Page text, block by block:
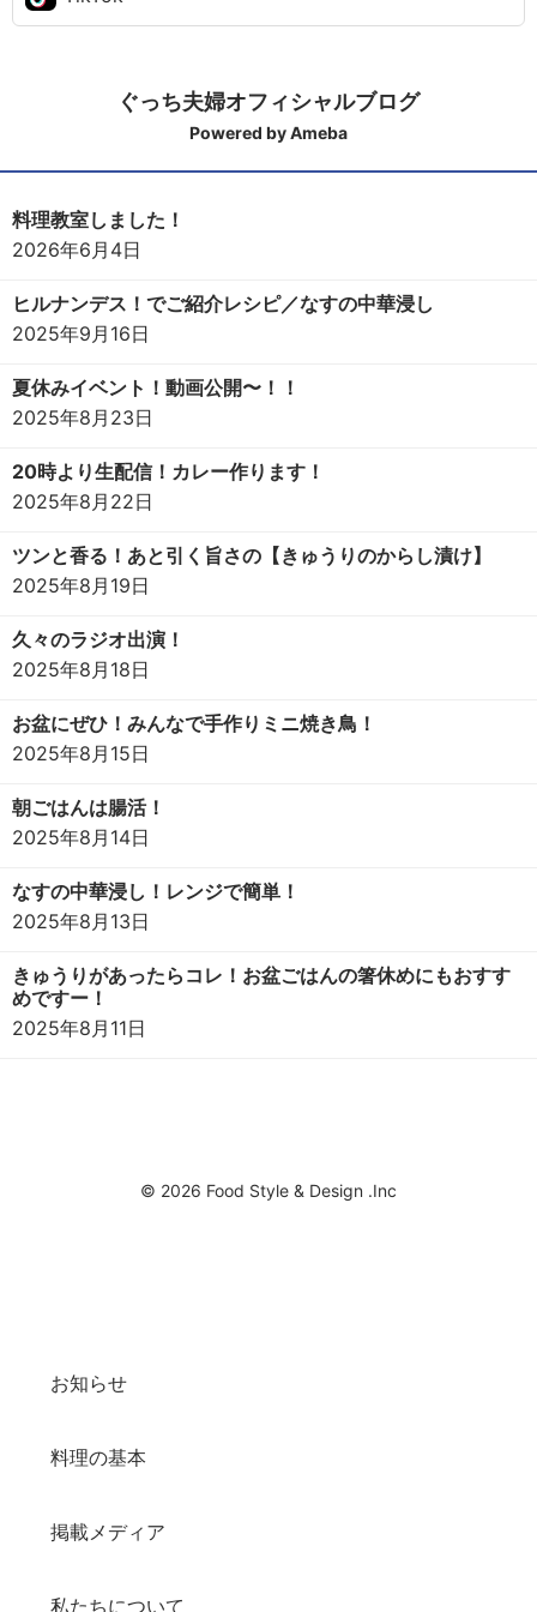
ぐっち夫婦オフィシャルブログ
Powered by Ameba
料理教室しました！
2026年6月4日
ヒルナンデス！でご紹介レシピ／なすの中華浸し
2025年9月16日
夏休みイベント！動画公開〜！！
2025年8月23日
20時より生配信！カレー作ります！
2025年8月22日
ツンと香る！あと引く旨さの【きゅうりのからし漬け】
2025年8月19日
久々のラジオ出演！
2025年8月18日
お盆にぜひ！みんなで手作りミニ焼き鳥！
2025年8月15日
朝ごはんは腸活！
2025年8月14日
なすの中華浸し！レンジで簡単！
2025年8月13日
きゅうりがあったらコレ！お盆ごはんの箸休めにもおすす
めですー！
2025年8月11日
© 2026 Food Style & Design .Inc
お知らせ
料理の基本
掲載メディア
私たちについて